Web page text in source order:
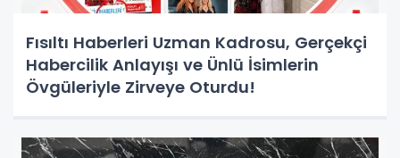
Fısıltı Haberleri Uzman Kadrosu, Gerçekçi
Habercilik Anlayışı ve Ünlü İsimlerin
Övgüleriyle Zirveye Oturdu!